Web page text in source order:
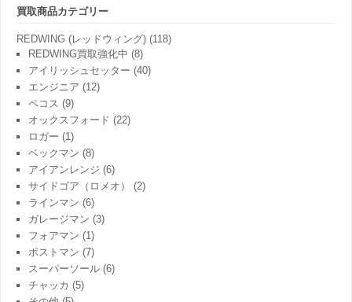
買取商品カテゴリー
REDWING (レッドウィング) (118)
REDWING買取強化中 (8)
アイリッシュセッター (40)
エンジニア (12)
ペコス (9)
オックスフォード (22)
ロガー (1)
ベックマン (8)
アイアンレンジ (6)
サイドゴア（ロメオ）
(2)
ラインマン (6)
ガレージマン (3)
フォアマン (1)
ポストマン (7)
スーパーソール (6)
チャッカ (5)